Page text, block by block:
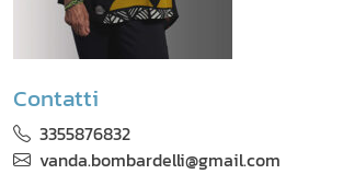
Contatti
3355876832
vanda.bombardelli@gmail.com